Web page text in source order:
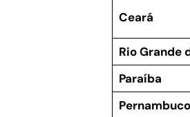
Ceará
Rio Grande
Paraíba
Pernambuco